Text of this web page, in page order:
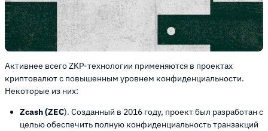
Активнее всего ZKP-технологии применяются в проектах
криптовалют с повышенным уровнем конфиденциальности.
Некоторые из них:
Zcash (ZEC). Созданный в 2016 году, проект был разработан с
целью обеспечить полную конфиденциальность транзакций